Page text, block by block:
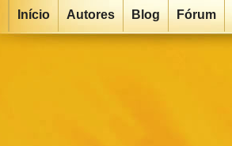
Início Autores Blog Fórum